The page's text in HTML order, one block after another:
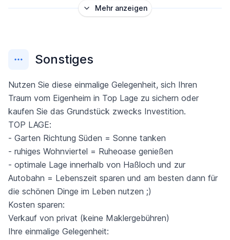
Mehr anzeigen
Sonstiges
Nutzen Sie diese einmalige Gelegenheit, sich Ihren
Traum vom Eigenheim in Top Lage zu sichern oder
kaufen Sie das Grundstück zwecks Investition.
TOP LAGE:
- Garten Richtung Süden = Sonne tanken
- ruhiges Wohnviertel = Ruheoase genießen
- optimale Lage innerhalb von Haßloch und zur
Autobahn = Lebenszeit sparen und am besten dann für
die schönen Dinge im Leben nutzen ;)
Kosten sparen:
Verkauf von privat (keine Maklergebühren)
Ihre einmalige Gelegenheit: